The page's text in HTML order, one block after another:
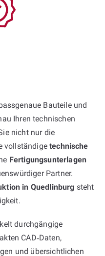
Bauteile und
Ihren technischen
nicht nur die
vollständigetechnische
Fertigungsunterlagen
Partner.
in Quedlinburg steht
durchgängige
CAD‑Daten,
und übersichtlichen